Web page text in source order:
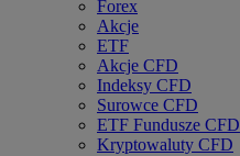
Forex
Akcje
ETF
Akcje CFD
Indeksy CFD
Surowce CFD
ETF Fundusze CFD
Kryptowaluty CFD